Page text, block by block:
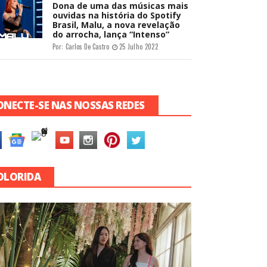
Dona de uma das músicas mais
ouvidas na história do Spotify
Brasil, Malu, a nova revelação
do arrocha, lança “Intenso”
Por: Carlos De Castro 25 Julho 2022
SE NAS NOSSAS REDES